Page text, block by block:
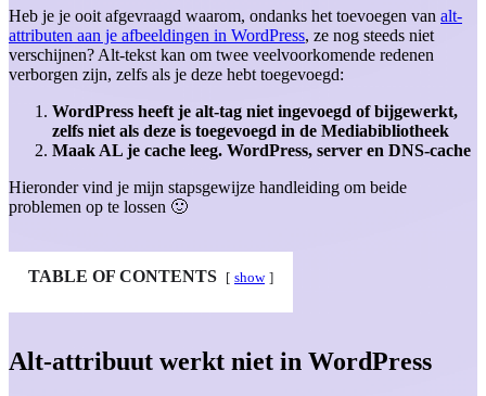
Heb je je ooit afgevraagd waarom, ondanks het toevoegen van alt-
attributen aan je afbeeldingen in WordPress, ze nog steeds niet
verschijnen? Alt-tekst kan om twee veelvoorkomende redenen
verborgen zijn, zelfs als je deze hebt toegevoegd:
WordPress heeft je alt-tag niet ingevoegd of bijgewerkt,
zelfs niet als deze is toegevoegd in de Mediabibliotheek
Maak AL je cache leeg. WordPress, server en DNS-cache
Hieronder vind je mijn stapsgewijze handleiding om beide
problemen op te lossen 🙂
TABLE OF CONTENTS show
Alt-attribuut werkt niet in WordPress